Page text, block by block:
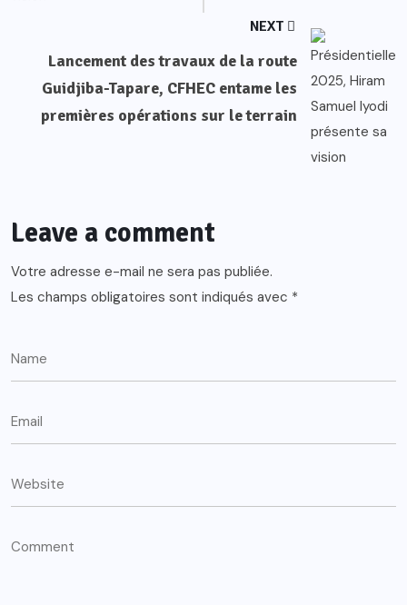
NEXT
Lancement des travaux de la route
Guidjiba-Tapare, CFHEC entame les
premières opérations sur le terrain
Leave a comment
Votre adresse e-mail ne sera pas publiée.
Les champs obligatoires sont indiqués avec *